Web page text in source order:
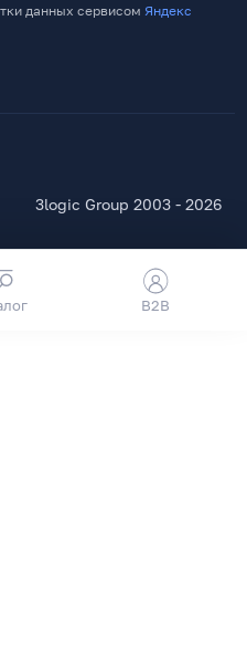
данных сервисом Яндекс
3logic Group 2003 - 2026
B2B